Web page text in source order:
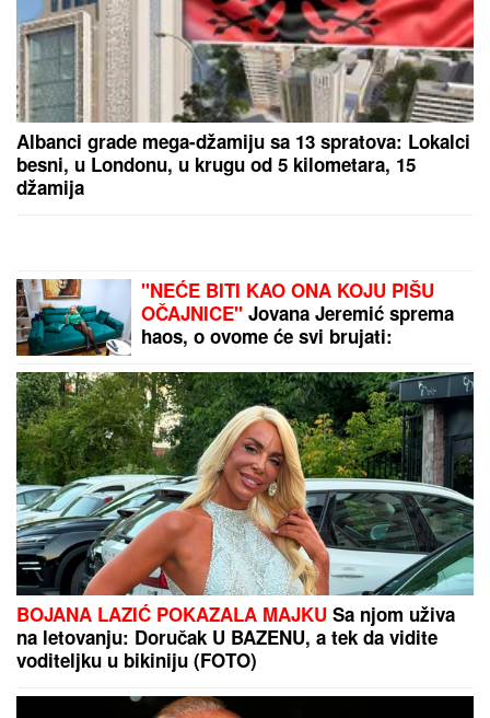
UHAPŠEN VOZAČ KAMIONA KOJI JE
POKOSIO PUTARE!Određeno mu
zadržavanje do 48 sati nakon
stravične nesreće kod Šapca